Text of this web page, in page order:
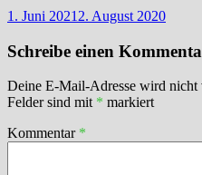
1. Juni 2021 2. August 2020
Schreibe einen
Deine E-Mail-Adresse wird nicht
Felder sind mit * markiert
Kommentar *